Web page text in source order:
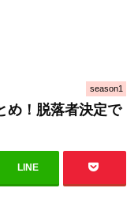
season1
め！脱落者決定で
LINE